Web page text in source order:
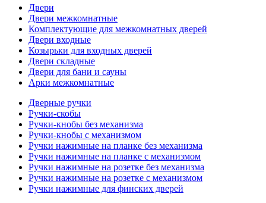
Двери
Двери межкомнатные
Комплектующие для межкомнатных дверей
Двери входные
Козырьки для входных дверей
Двери складные
Двери для бани и сауны
Арки межкомнатные
Дверные ручки
Ручки-скобы
Ручки-кнобы без механизма
Ручки-кнобы с механизмом
Ручки нажимные на планке без механизма
Ручки нажимные на планке с механизмом
Ручки нажимные на розетке без механизма
Ручки нажимные на розетке с механизмом
Ручки нажимные для финских дверей